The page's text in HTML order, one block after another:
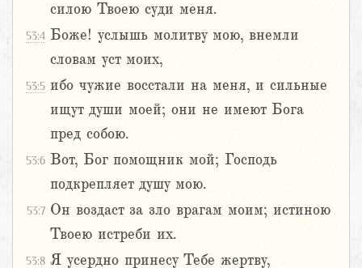
силою Твоею суди меня.
53:4 Боже! услышь молитву мою, внемли
словам уст моих,
53:5 ибо чужие восстали на меня, и сильные
ищут души моей; они не имеют Бога
пред собою.
53:6 Вот, Бог помощник мой; Господь
подкрепляет душу мою.
53:7 Он воздаст за зло врагам моим; истиною
Твоею истреби их.
53:8 Я усердно принесу Тебе жертву,